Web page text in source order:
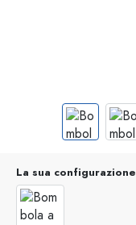
La sua configurazione